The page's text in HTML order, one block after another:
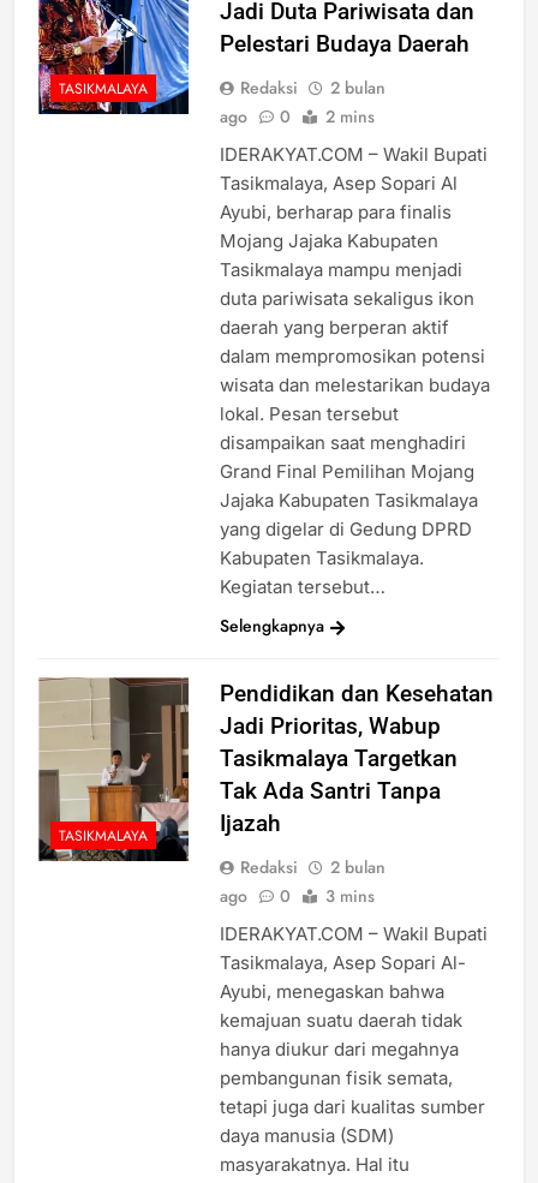
TASIKMALAYA
Jadi Duta Pariwisata dan
Pelestari Budaya Daerah
Redaksi
2 bulan
ago
0 2 mins
IDERAKYAT.COM – Wakil Bupati
Tasikmalaya, Asep Sopari Al
Ayubi, berharap para finalis
Mojang Jajaka Kabupaten
Tasikmalaya mampu menjadi
duta pariwisata sekaligus ikon
daerah yang berperan aktif
dalam mempromosikan potensi
wisata dan melestarikan budaya
lokal. Pesan tersebut
disampaikan saat menghadiri
Grand Final Pemilihan Mojang
Jajaka Kabupaten Tasikmalaya
yang digelar di Gedung DPRD
Kabupaten Tasikmalaya.
Kegiatan tersebut…
Selengkapnya
TASIKMALAYA
Pendidikan dan Kesehatan
Jadi Prioritas, Wabup
Tasikmalaya Targetkan
Tak Ada Santri Tanpa
Ijazah
Redaksi
2 bulan
ago
0 3 mins
IDERAKYAT.COM – Wakil Bupati
Tasikmalaya, Asep Sopari Al-
Ayubi, menegaskan bahwa
kemajuan suatu daerah tidak
hanya diukur dari megahnya
pembangunan fisik semata,
tetapi juga dari kualitas sumber
daya manusia (SDM)
masyarakatnya. Hal itu